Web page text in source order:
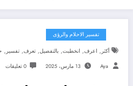
تفسير الاحلام والرؤى
أكثر , اعرف, انخطبت, بالتفصيل, تعرف, تفسير ,
Aya 13 مارس، 2025 0 تعليقات